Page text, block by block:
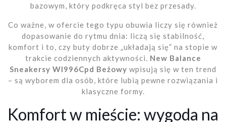
bazowym, który podkręca styl bez przesady.
Co ważne, w ofercie tego typu obuwia liczy się również
dopasowanie do rytmu dnia: liczą się stabilność,
komfort i to, czy buty dobrze „układają się” na stopie w
trakcie codziennych aktywności. New Balance
Sneakersy Wl996Cpd Beżowy wpisują się w ten trend
– są wyborem dla osób, które lubią pewne rozwiązania i
klasyczne formy.
Komfort w mieście: wygoda na